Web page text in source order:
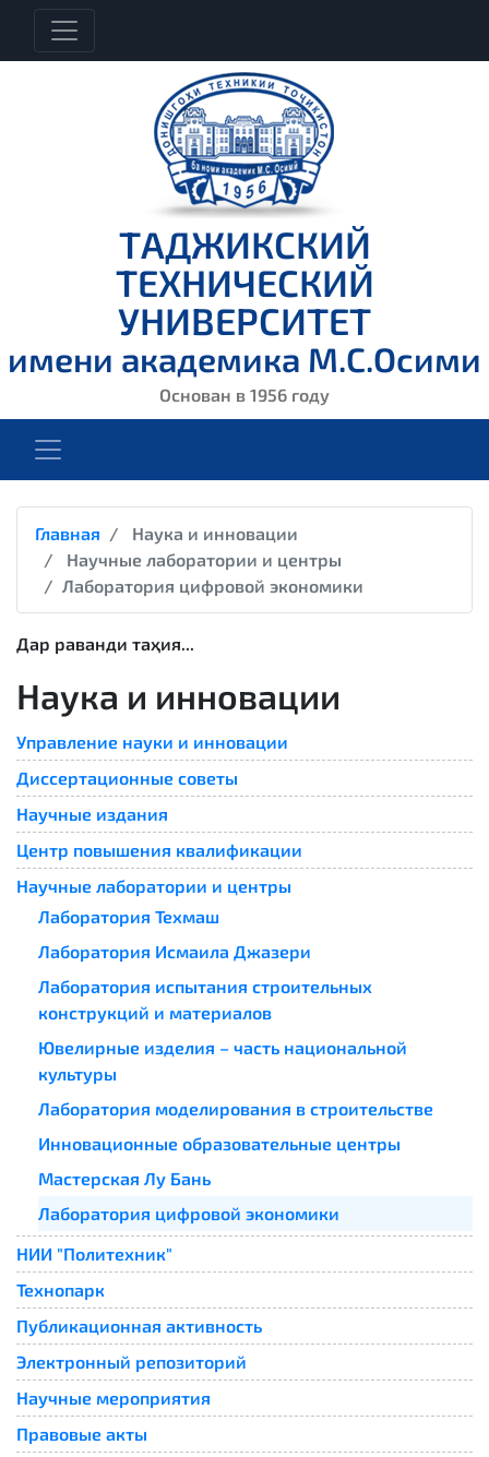
ТАДЖИКСКИЙ
ТЕХНИЧЕСКИЙ
УНИВЕРСИТЕТ
имени академика М.С.Осими
Основан в 1956 году
Главная
Наука и инновации
Научные лаборатории и центры
Лаборатория цифровой экономики
Дар раванди таҳия...
Наука и инновации
Управление науки и инновации
Диссертационные советы
Научные издания
Центр повышения квалификации
Научные лаборатории и центры
Лаборатория Техмаш
Лаборатория Исмаила Джазери
Лаборатория испытания строительных
конструкций и материалов
Ювелирные изделия – часть национальной
культуры
Лаборатория моделирования в строительстве
Инновационные образовательные центры
Мастерская Лу Бань
Лаборатория цифровой экономики
НИИ "Политехник"
Технопарк
Публикационная активность
Электронный репозиторий
Научные мероприятия
Правовые акты